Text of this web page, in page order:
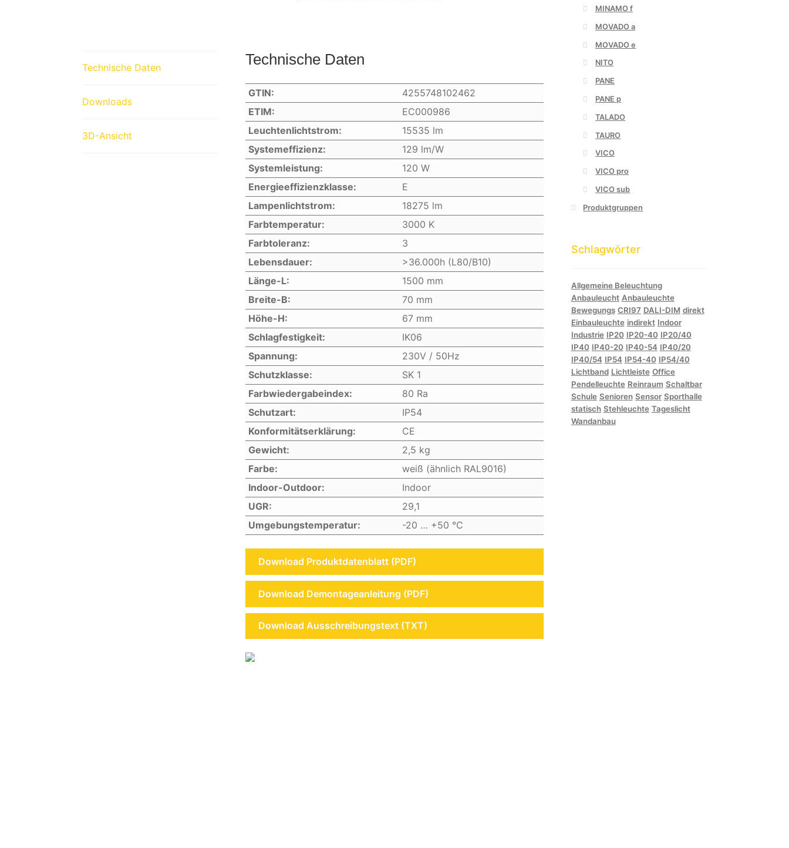
Technische Daten
Downloads
3D-Ansicht
Technische Daten
GTIN:
4255748102462
ETIM:
EC000986
Leuchtenlichtstrom:
15535 lm
Systemeffizienz:
129 lm/W
Systemleistung:
120 W
Energieeffizienzklasse:
E
Lampenlichtstrom:
18275 lm
Farbtemperatur:
3000 K
Farbtoleranz:
3
Lebensdauer:
>36.000h (L80/B10)
Länge-L:
1500 mm
Breite-B:
70 mm
Höhe-H:
67 mm
Schlagfestigkeit:
IK06
Spannung:
230V / 50Hz
Schutzklasse:
SK 1
Farbwiedergabeindex:
80 Ra
Schutzart:
IP54
Konformitätserklärung:
CE
Gewicht:
2,5 kg
Farbe:
weiß (ähnlich RAL9016)
Indoor-Outdoor:
Indoor
UGR:
29,1
Umgebungstemperatur:
-20 … +50 °C
Download Produktdatenblatt (PDF)
Download Demontageanleitung (PDF)
Download Ausschreibungstext (TXT)
MINAMO f
MOVADO a
MOVADO e
NITO
PANE
PANE p
TALADO
TAURO
VICO
VICO pro
VICO sub
Produktgruppen
Schlagwörter
Allgemeine Beleuchtung
Anbauleucht Anbauleuchte
Bewegungs CRI97 DALI-DIM direkt
Einbauleuchte indirekt Indoor
Industrie IP20 IP20-40 IP20/40
IP40 IP40-20 IP40-54 IP40/20
IP40/54 IP54 IP54-40 IP54/40
Lichtband Lichtleiste Office
Pendelleuchte Reinraum Schaltbar
Schule Senioren Sensor Sporthalle
statisch Stehleuchte Tageslicht
Wandanbau